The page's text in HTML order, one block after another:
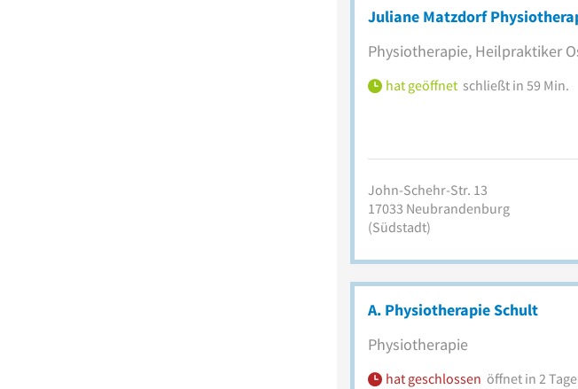
Juliane Matzdorf
Physiotherapie, Heilpraktiker
hat geöffnet schließt in 59 Min.
John-Schehr-Str. 13
17033 Neubrandenburg
(Südstadt)
A. Physiotherapie Schult
Physiotherapie
hat geschlossen öffnet in 2